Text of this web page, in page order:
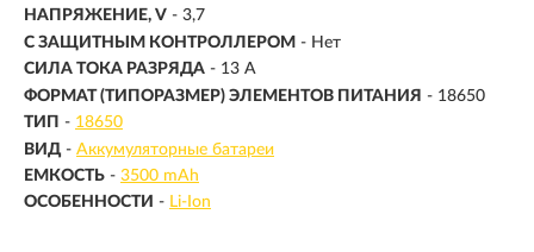
НАПРЯЖЕНИЕ, V - 3,7
С ЗАЩИТНЫМ КОНТРОЛЛЕРОМ - Нет
СИЛА ТОКА РАЗРЯДА - 13 А
ФОРМАТ (ТИПОРАЗМЕР) ЭЛЕМЕНТОВ ПИТАНИЯ - 18650
ТИП - 18650
ВИД - Аккумуляторные батареи
ЕМКОСТЬ - 3500 mAh
ОСОБЕННОСТИ - Li-Ion